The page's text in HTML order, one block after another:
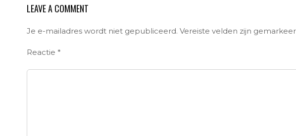
LEAVE A COMMENT
Je e-mailadres wordt niet gepubliceerd. Vereiste velden zijn
Reactie *